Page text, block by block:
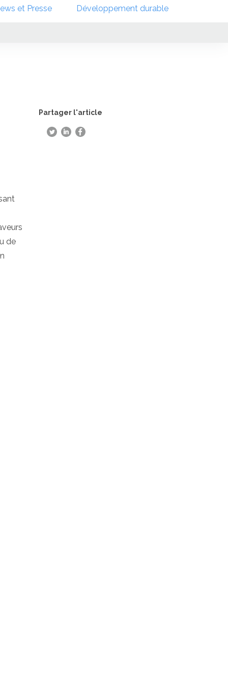
et Presse Développement durable
de
Partager l'article